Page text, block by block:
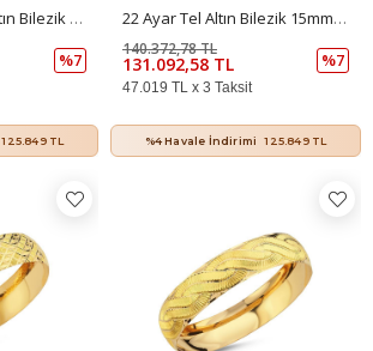
22 Ayar Hasır Tel Altın Bilezik 12mm 20 Gr
%7
125.849 TL
22 Ayar Tel Altın Bilezik 15mm 20 Gr
131.092,58 TL
140.372,78 TL
%7
47.019 TL x 3 Taksit
%4 Havale İndirimi 125.849 TL